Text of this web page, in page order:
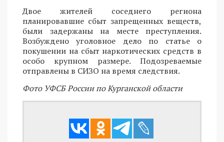
Двое жителей соседнего региона
планировавшие сбыт запрещенных веществ,
были задержаны на месте преступления.
Возбуждено уголовное дело по статье о
покушении на сбыт наркотических средств в
особо крупном размере. Подозреваемые
отправлены в СИЗО на время следствия.
Фото УФСБ России по Курганской области